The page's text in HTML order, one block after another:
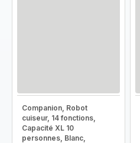
Companion, Robot
cuiseur, 14 fonctions,
Capacité XL 10
personnes, Blanc,